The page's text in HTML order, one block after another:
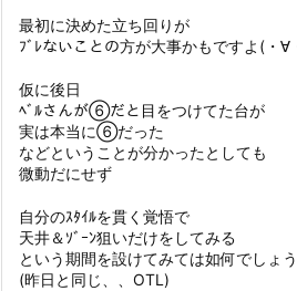
最初に決めた立ち回りが
ﾌﾞﾚないことの方が大事かもですよ(・∀
仮に後日
ﾍﾞﾙさんが⑥だと目をつけてた台が
実は本当に⑥だった
などということが分かったとしても
微動だにせず
自分のｽﾀｲﾙを貫く覚悟で
天井＆ｿﾞｰﾝ狙いだけをしてみる
という期間を設けてみては如何でしょ
(昨日と同じ、、OTL)